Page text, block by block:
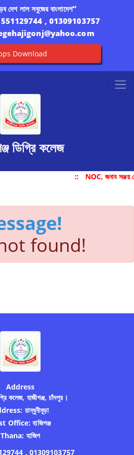
দেশ লাল সবুজের বাংলাদেশ”
, 01309103757
Download
ডিগ্রি কলেজ
:: NOC, জনাব সঞ্জয়
found!
Address
কলেজ, হাজীগঞ্জ, চাঁদপুর।
রান্ধুনীমূড়া
Office: হাজিগঞ্জ
Thana: হাজিগ
, 01309103757